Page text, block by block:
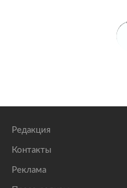
Редакция
Контакты
Реклама